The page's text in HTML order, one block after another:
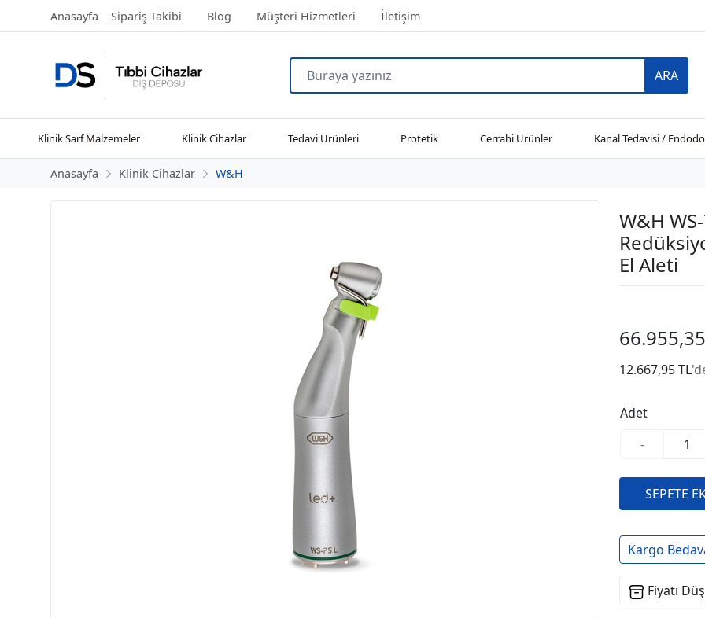
Anasayfa Sipariş Takibi Blog Müşteri Hizmetleri İletişim
ARA
Klinik Sarf Malzemeler Klinik Cihazlar Tedavi Ürünleri Protetik Cerrahi Ürünler Kanal Tedavisi /
Anasayfa Klinik Cihazlar W&H
W&H
El Aleti
12.667,95 TL
Adet
-
Kargo
Fiyatı